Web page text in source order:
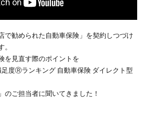
で勧められた自動車保険」を契約しつづけ
を見直す際のポイントを
度Ⓡランキング 自動車保険 ダイレクト型
のご担当者に聞いてきました！